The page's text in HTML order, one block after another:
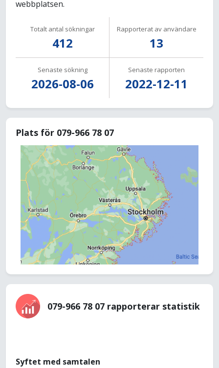
webbplatsen.
Totalt antal sökningar
412
Rapporterat av användare
13
Senaste sökning
2026-08-06
Senaste rapporten
2022-12-11
Plats för 079-966 78 07
079-966 78 07 rapporterar statistik
Syftet med samtalen